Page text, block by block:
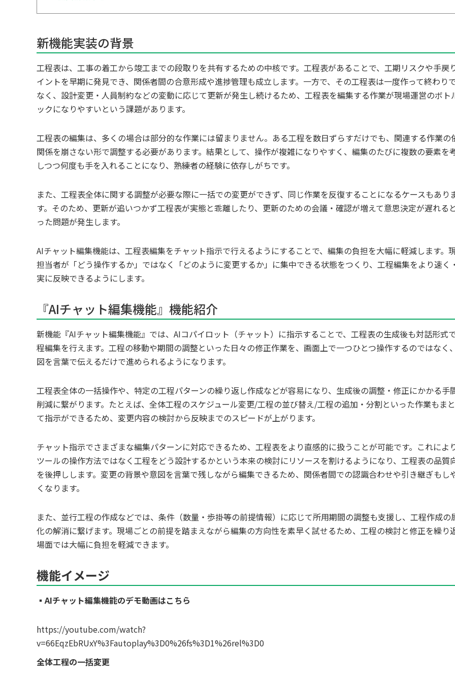
新機能実装の背景
工程表は、工事の着工から竣工までの段取りを共有するための中核です。工程表があることで、工期リスクや手戻
イントを早期に発見でき、関係者間の合意形成や進捗管理も成立します。一方で、その工程表は一度作って終わり
なく、設計変更・人員制約などの変動に応じて更新が発生し続けるため、工程表を編集する作業が現場運営のボト
ックになりやすいという課題があります。
工程表の編集は、多くの場合は部分的な作業には留まりません。ある工程を数日ずらすだけでも、関連する作業の
関係を崩さない形で調整する必要があります。結果として、操作が複雑になりやすく、編集のたびに複数の要素を
しつつ何度も手を入れることになり、熟練者の経験に依存しがちです。
また、工程表全体に関する調整が必要な際に一括での変更ができず、同じ作業を反復することになるケースもあり
す。そのため、更新が追いつかず工程表が実態と乖離したり、更新のための会議・確認が増えて意思決定が遅れる
った問題が発生します。
AIチャット編集機能は、工程表編集をチャット指示で行えるようにすることで、編集の負担を大幅に軽減します。
担当者が「どう操作するか」ではなく「どのように変更するか」に集中できる状態をつくり、工程編集をより速く
実に反映できるようにします。
『AIチャット編集機能』機能紹介
新機能『AIチャット編集機能』では、AIコパイロット（チャット）に指示することで、工程表の生成後も対話形式
程編集を行えます。工程の移動や期間の調整といった日々の修正作業を、画面上で一つひとつ操作するのではなく
図を言葉で伝えるだけで進められるようになります。
工程表全体の一括操作や、特定の工程パターンの繰り返し作成などが容易になり、生成後の調整・修正にかかる手
削減に繋がります。たとえば、全体工程のスケジュール変更/工程の並び替え/工程の追加・分割といった作業もま
て指示ができるため、変更内容の検討から反映までのスピードが上がります。
チャット指示でさまざまな編集パターンに対応できるため、工程表をより直感的に扱うことが可能です。これにより
ツールの操作方法ではなく工程をどう設計するかという本来の検討にリソースを割けるようになり、工程表の品質
を後押しします。変更の背景や意図を言葉で残しながら編集できるため、関係者間での認識合わせや引き継ぎもし
くなります。
また、並行工程の作成などでは、条件（数量・歩掛等の前提情報）に応じて所用期間の調整も支援し、工程作成の
化の解消に繋げます。現場ごとの前提を踏まえながら編集の方向性を素早く試せるため、工程の検討と修正を繰り
場面では大幅に負担を軽減できます。
機能イメージ
▪️AIチャット編集機能のデモ動画はこちら
https://youtube.com/watch?
v=66EqzEbRUxY%3Fautoplay%3D0%26fs%3D1%26rel%3D0
全体工程の一括変更